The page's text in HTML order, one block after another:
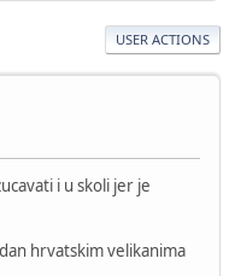
USER ACTIONS
i u skoli jer je
hrvatskim velikanima